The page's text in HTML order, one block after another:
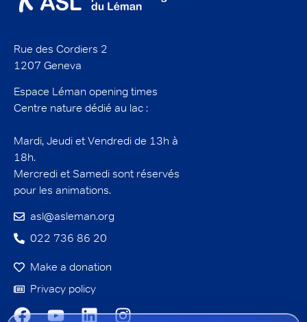
Rue des Cordiers 2
1207 Geneva
Espace Léman opening times
Centre nature dédié au lac :
Mardi, Jeudi et Vendredi de 13h à
18h.
Mercredi et Samedi sont réservés
pour les animations.
asl@asleman.org
022 736 86 20
Make a donation
Privacy policy